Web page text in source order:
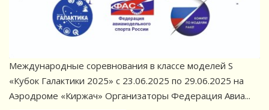
Международные соревнования в классе моделей S
«Кубок Галактики 2025» с 23.06.2025 по 29.06.2025 на
Аэродроме «Киржач» Организаторы Федерация Авиа...